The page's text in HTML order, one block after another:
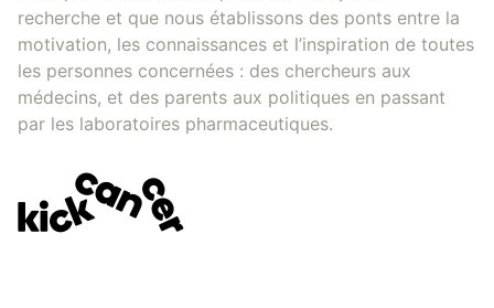
recherche et que nous établissons des ponts entre la
motivation, les connaissances et l’inspiration de toutes
les personnes concernées : des chercheurs aux
médecins, et des parents aux politiques en passant
par les laboratoires pharmaceutiques.